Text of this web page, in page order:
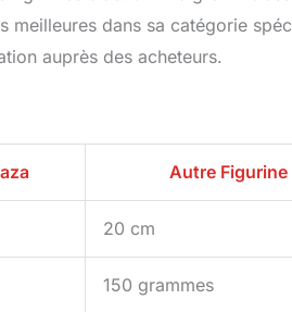
meilleures dans sa catégorie
auprès des acheteurs.
Autre Figurine
20 cm
150 grammes